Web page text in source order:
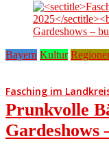
Bayern Kultur
Fasching im
Prunkvolle
Gardeshows